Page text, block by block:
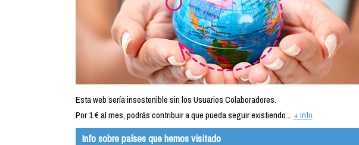
Esta web sería insostenible sin los Usuarios Colaboradores.
Por 1 € al mes, podrás contribuir a que pueda seguir existiendo... + info
Info sobre países que hemos visitado